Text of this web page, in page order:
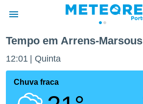
da
foi
Tempo em Arrens-Marsous
12:01 Quinta
Chuva fraca